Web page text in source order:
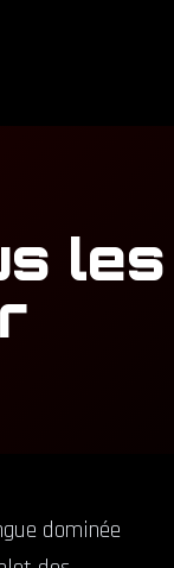
les
dominée